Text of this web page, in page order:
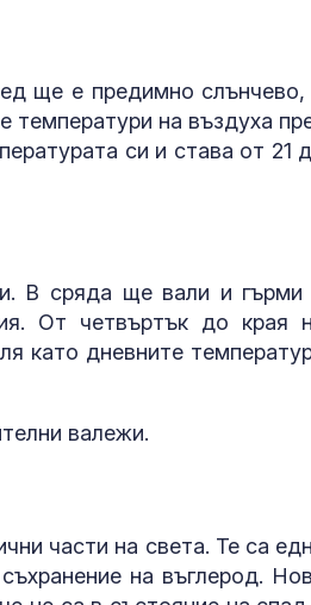
ще е предимно слънчево,
температури на въздуха
си и става от 21
В сряда ще вали и гърми
От четвъртък до края
като дневните
валежи.
части на света. Те са
на въглерод.
Можем ли да
до 146 години, а и
повече?